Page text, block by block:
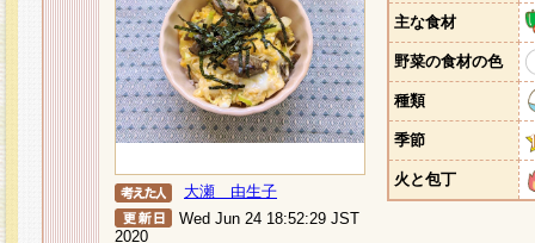
大瀬 由生子
Wed Jun 24 18:52:29 JST
2020
主な食材
野菜の食材の色
種類
季節
火と包丁